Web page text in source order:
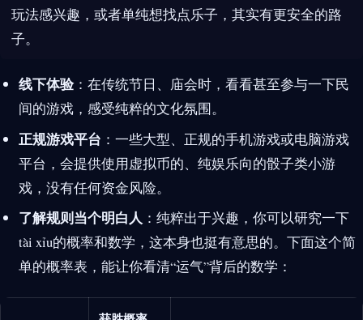
玩法感兴趣，或者单纯想找点乐子，其实有更安全的路
子。
线下体验：在传统节日、庙会时，看看甚至参与一下民
间的游戏，感受纯粹的文化氛围。
正规游戏平台 ：一些大型、正规的手机游戏或电脑游戏
平台，会提供使用虚拟币的、纯娱乐向的骰子类小游
戏，没有任何资金风险。
了解规则当个明白人 ：纯粹出于兴趣，你可以研究一下
tài xỉu的概率和数学，这本身也挺有意思的。下面这个简
单的概率表，能让你看清“运气”背后的数学：